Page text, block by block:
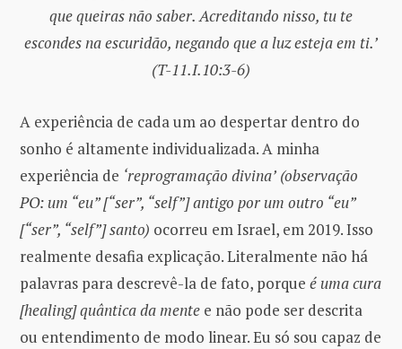
que queiras não saber. Acreditando nisso, tu te
escondes na escuridão, negando que a luz esteja em ti.’
(T-11.I.10:3-6)
A experiência de cada um ao despertar dentro do
sonho é altamente individualizada. A minha
experiência de ‘reprogramação divina’ (observação
PO: um “eu” [“ser”, “self”] antigo por um outro “eu”
[“ser”, “self”] santo) ocorreu em Israel, em 2019. Isso
realmente desafia explicação. Literalmente não há
palavras para descrevê-la de fato, porque é uma cura
[healing] quântica da mente e não pode ser descrita
ou entendimento de modo linear. Eu só sou capaz de